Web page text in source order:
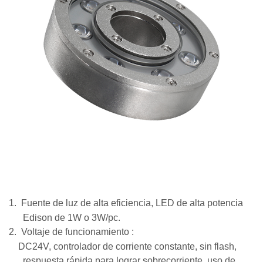
1.
Fuente de luz de alta eficiencia, LED de alta potencia
Edison de 1W o 3W/pc.
2. Voltaje de funcionamiento :
DC24V, controlador de corriente constante, sin flash,